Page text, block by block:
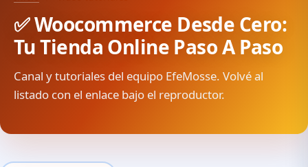
✅ Woocommerce Desde Cero:
Tu Tienda Online Paso A Paso
Canal y tutoriales del equipo EfeMosse. Volvé al
listado con el enlace bajo el reproductor.